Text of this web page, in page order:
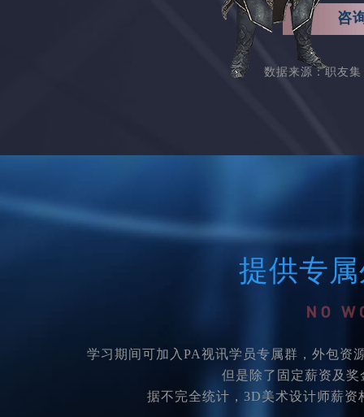
咨
数据来源：职友
提供专
学习期间可加入PA视讯学员专属群，外包资
但是除了固定薪资及
据不完全统计，3D美术设计师薪